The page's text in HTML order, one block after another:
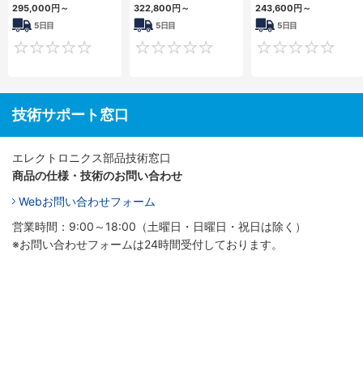
295,000円～
5日目
0
322,800円～
5日目
0
243,600円～
5日目
技術サポート窓口
エレクトロニクス部品技術窓口
商品の仕様・技術のお問い合わせ
Webお問い合わせフォーム
営業時間：9:00～18:00（土曜日・日曜日・祝日は除く）
※お問い合わせフォームは24時間受付しております。